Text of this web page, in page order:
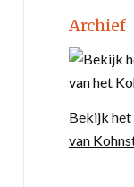
Archief
Bekijk het
van